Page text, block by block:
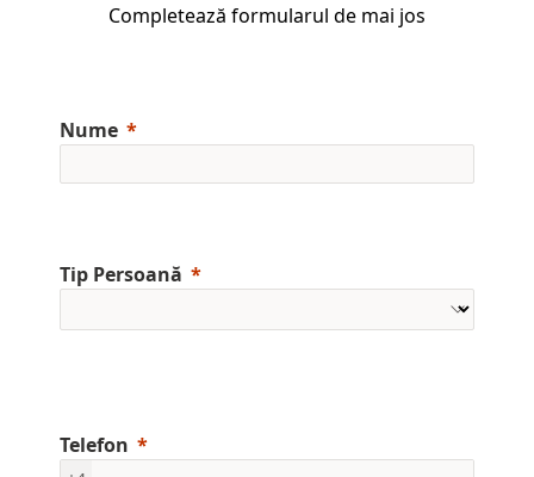
Completează formularul de mai jos
Nume
Tip Persoană
Telefon